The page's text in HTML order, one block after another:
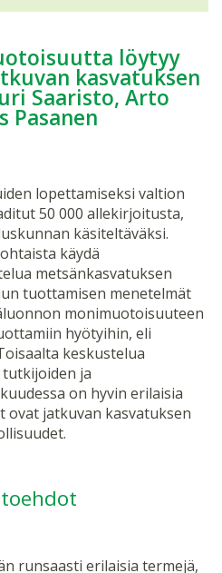
löytyy
kasvatuksen
Saaristo, Arto
Pasanen
lopettamiseksi valtion
50 000 allekirjoitusta,
käsiteltäväksi.
käydä
metsänkasvatuksen
tuottamisen menetelmät
monimuotoisuuteen
hyötyihin, eli
keskustelua
ja
on hyvin erilaisia
ovat jatkuvan kasvatuksen
runsaasti erilaisia termejä,